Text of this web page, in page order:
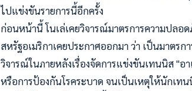
ไปแข่งขันรายการนี้อีกครั้ง
ก่อนหน้านี้ โนเล่เคยวิจารณ์มาตรการความปล
สหรัฐอเมริกาเคยประกาศออกมา ว่า เป็นมาตร
วิจารณ์ในภายหลังเรื่องจัดการแข่งขันเทนนิส "อ
หรือการป้องกันโรคระบาด จนเป็นเหตุให้นักเทน